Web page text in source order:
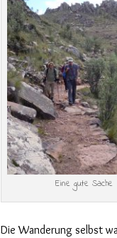
Eine gute Sache
Die Wanderung selbst